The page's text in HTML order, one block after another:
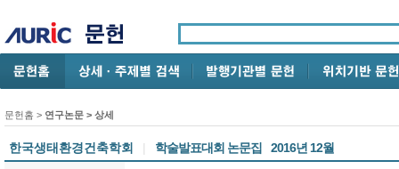
문헌홈 > 연구논문 > 상세
한국생태환경건축학회 | 학술발표대회 논문집 2016년 12월